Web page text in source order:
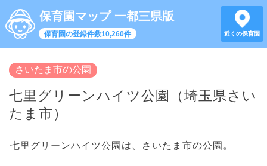
保育園マップ 一都三県版
保育園の登録件数10,260件 近くの保育園
さいたま市の公園
七里グリーンハイツ公園（埼玉県さい
たま市）
七里グリーンハイツ公園は、さいたま市の公園。